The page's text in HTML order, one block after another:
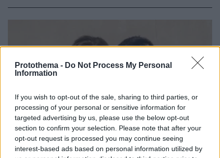
Protothema - Do Not Process My Personal
Information
If you wish to opt-out of the sale, sharing to third parties, or
processing of your personal or sensitive information for
targeted advertising by us, please use the below opt-out
section to confirm your selection. Please note that after your
opt-out request is processed you may continue seeing
interest-based ads based on personal information utilized by